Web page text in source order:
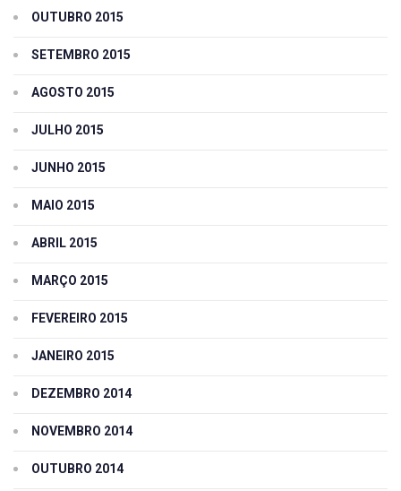
OUTUBRO 2015
SETEMBRO 2015
AGOSTO 2015
JULHO 2015
JUNHO 2015
MAIO 2015
ABRIL 2015
MARÇO 2015
FEVEREIRO 2015
JANEIRO 2015
DEZEMBRO 2014
NOVEMBRO 2014
OUTUBRO 2014